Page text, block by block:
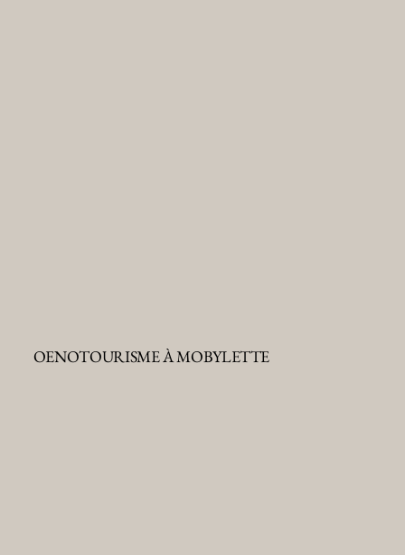
OENOTOURISME À MOBYLETTE